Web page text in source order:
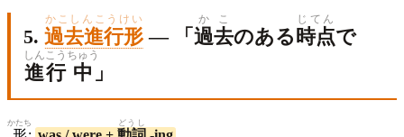
5. 過去進行形
かこしんこうけい
— 「 過去
かこ
のある 時点
じてん
で
進行
しんこう
中
ちゅう
」
かたち どうし